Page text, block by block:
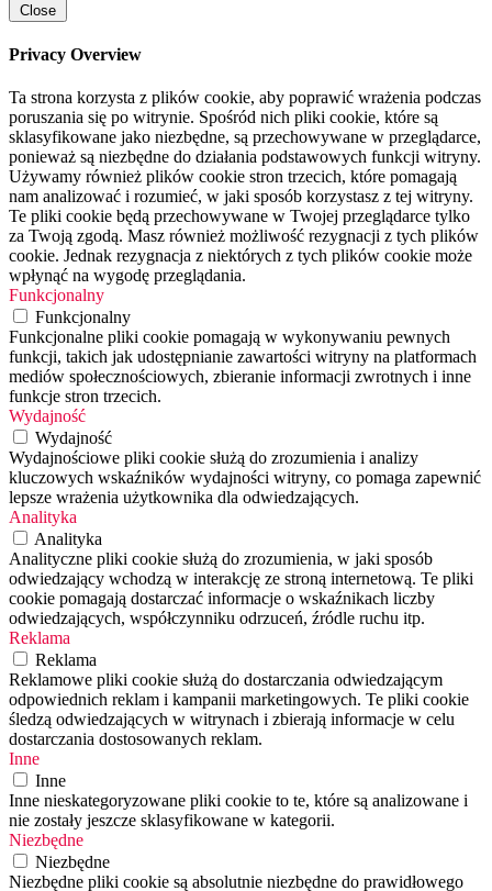
Close
Privacy Overview
Ta strona korzysta z plików cookie, aby poprawić wrażenia podczas
poruszania się po witrynie. Spośród nich pliki cookie, które są
sklasyfikowane jako niezbędne, są przechowywane w przeglądarce,
ponieważ są niezbędne do działania podstawowych funkcji witryny.
Używamy również plików cookie stron trzecich, które pomagają
nam analizować i rozumieć, w jaki sposób korzystasz z tej witryny.
Te pliki cookie będą przechowywane w Twojej przeglądarce tylko
za Twoją zgodą. Masz również możliwość rezygnacji z tych plików
cookie. Jednak rezygnacja z niektórych z tych plików cookie może
wpłynąć na wygodę przeglądania.
Funkcjonalny
Funkcjonalny
Funkcjonalne pliki cookie pomagają w wykonywaniu pewnych
funkcji, takich jak udostępnianie zawartości witryny na platformach
mediów społecznościowych, zbieranie informacji zwrotnych i inne
funkcje stron trzecich.
Wydajność
Wydajność
Wydajnościowe pliki cookie służą do zrozumienia i analizy
kluczowych wskaźników wydajności witryny, co pomaga zapewnić
lepsze wrażenia użytkownika dla odwiedzających.
Analityka
Analityka
Analityczne pliki cookie służą do zrozumienia, w jaki sposób
odwiedzający wchodzą w interakcję ze stroną internetową. Te pliki
cookie pomagają dostarczać informacje o wskaźnikach liczby
odwiedzających, współczynniku odrzuceń, źródle ruchu itp.
Reklama
Reklama
Reklamowe pliki cookie służą do dostarczania odwiedzającym
odpowiednich reklam i kampanii marketingowych. Te pliki cookie
śledzą odwiedzających w witrynach i zbierają informacje w celu
dostarczania dostosowanych reklam.
Inne
Inne
Inne nieskategoryzowane pliki cookie to te, które są analizowane i
nie zostały jeszcze sklasyfikowane w kategorii.
Niezbędne
Niezbędne
Niezbędne pliki cookie są absolutnie niezbędne do prawidłowego